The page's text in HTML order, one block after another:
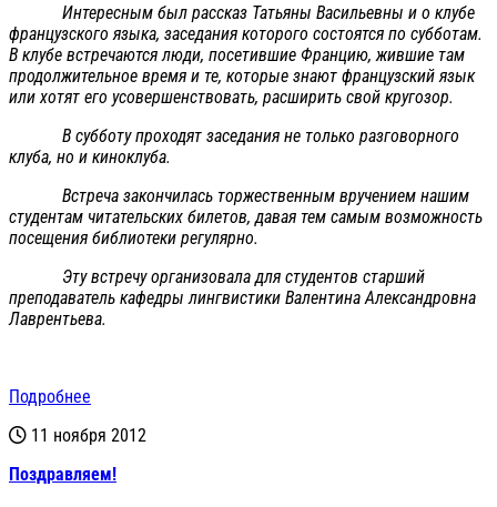
Интересным был рассказ Татьяны Васильевны и о клубе
французского языка, заседания которого состоятся по субботам.
В клубе встречаются люди, посетившие Францию, жившие там
продолжительное время и те, которые знают французский язык
или хотят его усовершенствовать, расширить свой кругозор.
В субботу проходят заседания не только разговорного
клуба, но и киноклуба.
Встреча закончилась торжественным вручением нашим
студентам читательских билетов, давая тем самым возможность
посещения библиотеки регулярно.
Эту встречу организовала для студентов старший
преподаватель кафедры лингвистики Валентина Александровна
Лаврентьева.
Подробнее
11 ноября 2012
Поздравляем!